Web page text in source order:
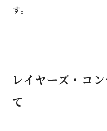
す。
レイヤーズ・コ
て